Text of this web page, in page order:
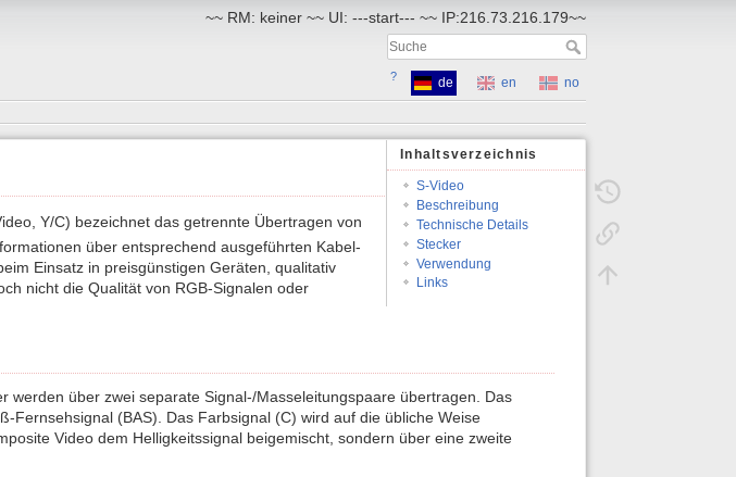
~~ RM: keiner ~~ UI: ---start--- ~~ IP:216.73.216.179~~
? de en
no
Inhaltsverzeichnis
S-Video
Beschreibung
Technische Details
Stecker
Verwendung
Links
Y/C) bezeichnet das getrennte Übertragen von
über entsprechend ausgeführten Kabel-
Einsatz in preisgünstigen Geräten, qualitativ
nicht die Qualität von RGB-Signalen oder
werden über zwei separate Signal-/Masseleitungspaare übertragen. Das
Fernsehsignal (BAS). Das Farbsignal (C) wird auf die übliche Weise
Video dem Helligkeitssignal beigemischt, sondern über eine zweite